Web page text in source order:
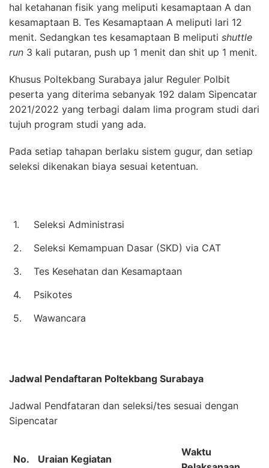
hal ketahanan fisik yang meliputi kesamaptaan A dan
kesamaptaan B. Tes Kesamaptaan A meliputi lari 12
menit. Sedangkan tes kesamaptaan B meliputi shuttle
run 3 kali putaran, push up 1 menit dan shit up 1 menit.
Khusus Poltekbang Surabaya jalur Reguler Polbit
peserta yang diterima sebanyak 192 dalam Sipencatar
2021/2022 yang terbagi dalam lima program studi dari
tujuh program studi yang ada.
Pada setiap tahapan berlaku sistem gugur, dan setiap
seleksi dikenakan biaya sesuai ketentuan.
1.
Seleksi Administrasi
2.
Seleksi Kemampuan Dasar (SKD) via CAT
3.
Tes Kesehatan dan Kesamaptaan
4.
Psikotes
5.
Wawancara
Jadwal Pendaftaran Poltekbang Surabaya
Jadwal Pendfataran dan seleksi/tes sesuai dengan
Sipencatar
No. Uraian Kegiatan
Waktu